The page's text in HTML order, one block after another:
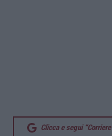
Clicca e segui